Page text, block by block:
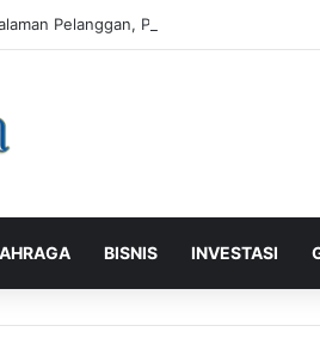
Pelanggan, PLN Icon Plus Sabet
BISNIS INVESTASI